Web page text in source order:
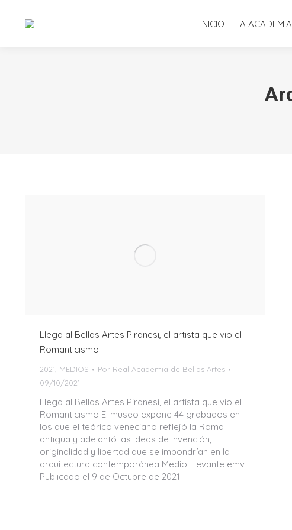
INICIO LA ACADEMIA
Llega al Bellas Artes Piranesi, el artista que vio el
Romanticismo
2021 MEDIOS Por Real Academia de Bellas Artes
09/10/2021
Llega al Bellas Artes Piranesi, el artista que vio el
Romanticismo El museo expone 44 grabados en
los que el teórico veneciano reflejó la Roma
antigua y adelantó las ideas de invención,
originalidad y libertad que se impondrían en la
arquitectura contemporánea Medio: Levante emv
Publicado el 9 de Octubre de 2021
INICIO